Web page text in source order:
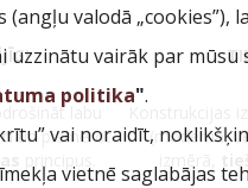
labu
un piemērot
principus.
(modernā,
valodā „cookies”),
vairāk par
politika".
vai noraidīt,
vietnē saglabājas